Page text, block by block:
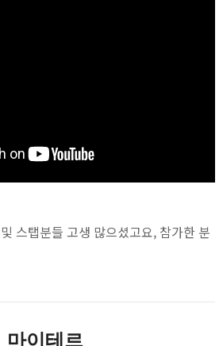
스탭분들 고생 많으셨고요, 참가한 분